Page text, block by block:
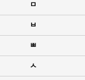
ㅁ
ㅂ
ㅃ
ㅅ